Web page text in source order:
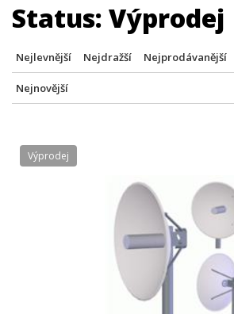
Status: Výprodej
Nejlevnější Nejdražší Nejprodávanější
Nejnovější
Výprodej